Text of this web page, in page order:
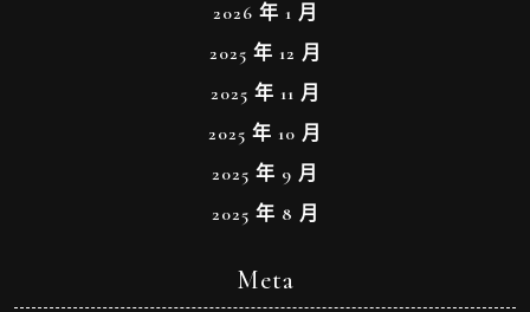
2026 年 1 月
2025 年 12 月
2025 年 11 月
2025 年 10 月
2025 年 9 月
2025 年 8 月
Meta